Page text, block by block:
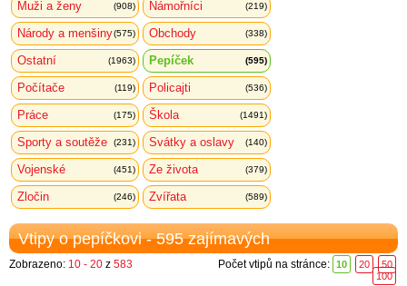
Muži a ženy (908) Námořníci (219)
Národy a menšiny(575) Obchody (338)
Ostatní (1963) Pepíček (595)
Počítače (119) Policajti (536)
Práce (175) Škola (1491)
Sporty a soutěže (231) Svátky a oslavy (140)
Vojenské (451) Ze života (379)
Zločin (246) Zvířata (589)
Vtipy o pepíčkovi - 595 zajímavých
Zobrazeno: 10 - 20 z 583 Počet vtipů na stránce: 10 20
50
100